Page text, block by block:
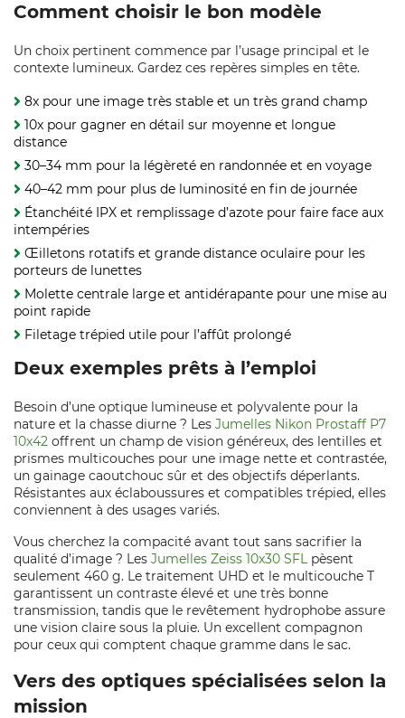
Comment choisir le bon modèle
Un choix pertinent commence par l’usage principal et le
contexte lumineux. Gardez ces repères simples en tête.
8x pour une image très stable et un très grand champ
10x pour gagner en détail sur moyenne et longue
distance
30–34 mm pour la légèreté en randonnée et en voyage
40–42 mm pour plus de luminosité en fin de journée
Étanchéité IPX et remplissage d’azote pour faire face aux
intempéries
Œilletons rotatifs et grande distance oculaire pour les
porteurs de lunettes
Molette centrale large et antidérapante pour une mise au
point rapide
Filetage trépied utile pour l’affût prolongé
Deux exemples prêts à l’emploi
Besoin d’une optique lumineuse et polyvalente pour la
nature et la chasse diurne ? Les Jumelles Nikon Prostaff P7
10x42 offrent un champ de vision généreux, des lentilles et
prismes multicouches pour une image nette et contrastée,
un gainage caoutchouc sûr et des objectifs déperlants.
Résistantes aux éclaboussures et compatibles trépied, elles
conviennent à des usages variés.
Vous cherchez la compacité avant tout sans sacrifier la
qualité d’image ? Les Jumelles Zeiss 10x30 SFLpèsent
seulement 460 g. Le traitement UHD et le multicouche T
garantissent un contraste élevé et une très bonne
transmission, tandis que le revêtement hydrophobe assure
une vision claire sous la pluie. Un excellent compagnon
pour ceux qui comptent chaque gramme dans le sac.
Vers des optiques spécialisées selon la
mission